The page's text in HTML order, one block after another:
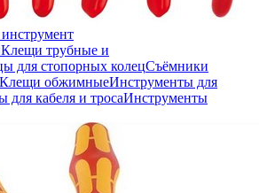
Клещи трубные и
для стопорных колецСъёмники
Клещи обжимныеИнструменты для
кабеля и тросаИнструменты